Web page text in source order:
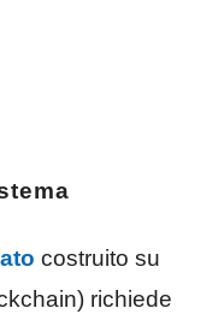
costruito su
richiede